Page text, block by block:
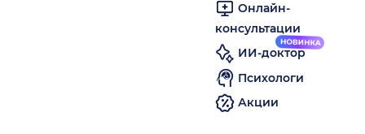
Онлайн-
консультации
ИИ-доктор
Психологи
Акции